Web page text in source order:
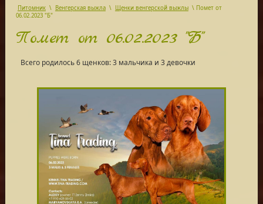
Питомник \ Венгерская выжла \ Щенки венгерской выжлы \ Помет от
06.02.2023 "Б"
Помет от 06.02.2023 "Б"
Всего родилось 6 щенков: 3 мальчика и 3 девочки